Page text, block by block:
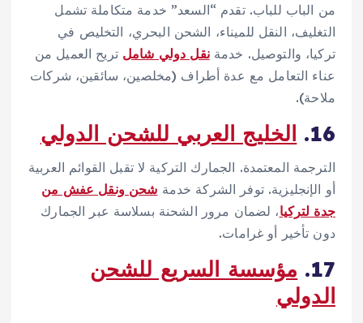
من الباب للباب. تقدم “السعد” خدمة متكاملة تشمل
التغليف، النقل للميناء، الشحن البحري، التخليص في
تركيا، والتوصيل. خدمةنقل دولي شامل تريح العميل من
عناء التعامل مع عدة أطراف (مخلصين، سائقين، شركات
ملاحة).
16. الخليج العربي للشحن الدولي
الترجمة المعتمدة. الجمارك التركية لا تقبل القوائم العربية
أو الإنجليزية. توفر الشركة خدمة شحن ونقل عفش من
جدة لتركيا، لضمان مرور الشحنة بسلاسة عبر الجمارك
دون تأخير أو غرامات.
17. مؤسسة السريع للشحن
الدولي